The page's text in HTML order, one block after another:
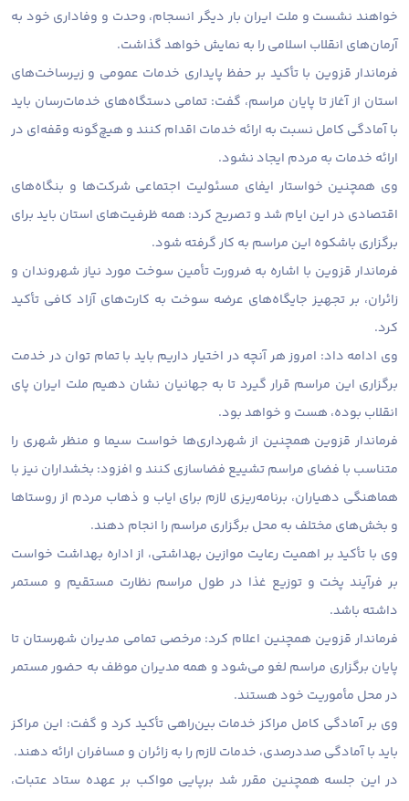
خواهند نشست و ملت ایران بار دیگر انسجام، وحدت و وفاداری خود به
آرمان‌های انقلاب اسلامی را به نمایش خواهد گذاشت.
فرماندار قزوین با تأکید بر حفظ پایداری خدمات عمومی و زیرساخت‌های
استان از آغاز تا پایان مراسم، گفت: تمامی دستگاه‌های خدمات‌رسان باید
با آمادگی کامل نسبت به ارائه خدمات اقدام کنند و هیچ‌گونه وقفه‌ای در
ارائه خدمات به مردم ایجاد نشود.
وی همچنین خواستار ایفای مسئولیت اجتماعی شرکت‌ها و بنگاه‌های
اقتصادی در این ایام شد و تصریح کرد: همه ظرفیت‌های استان باید برای
برگزاری باشکوه این مراسم به کار گرفته شود.
فرماندار قزوین با اشاره به ضرورت تأمین سوخت مورد نیاز شهروندان و
زائران، بر تجهیز جایگاه‌های عرضه سوخت به کارت‌های آزاد کافی تأکید
کرد.
وی ادامه داد: امروز هر آنچه در اختیار داریم باید با تمام توان در خدمت
برگزاری این مراسم قرار گیرد تا به جهانیان نشان دهیم ملت ایران پای
انقلاب بوده، هست و خواهد بود.
فرماندار قزوین همچنین از شهرداری‌ها خواست سیما و منظر شهری را
متناسب با فضای مراسم تشییع فضاسازی کنند و افزود: بخشداران نیز با
هماهنگی دهیاران، برنامه‌ریزی لازم برای ایاب و ذهاب مردم از روستاها
و بخش‌های مختلف به محل برگزاری مراسم را انجام دهند.
وی با تأکید بر اهمیت رعایت موازین بهداشتی، از اداره بهداشت خواست
بر فرآیند پخت و توزیع غذا در طول مراسم نظارت مستقیم و مستمر
داشته باشد.
فرماندار قزوین همچنین اعلام کرد: مرخصی تمامی مدیران شهرستان تا
پایان برگزاری مراسم لغو می‌شود و همه مدیران موظف به حضور مستمر
در محل مأموریت خود هستند.
وی بر آمادگی کامل مراکز خدمات بین‌راهی تأکید کرد و گفت: این مراکز
باید با آمادگی صددرصدی، خدمات لازم را به زائران و مسافران ارائه دهند.
در این جلسه همچنین مقرر شد برپایی مواکب بر عهده ستاد عتبات،